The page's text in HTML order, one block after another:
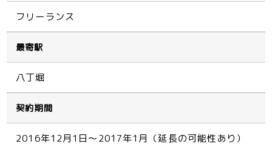
フリーランス
最寄駅
八丁堀
契約期間
2016年12月1日～2017年1月（延長の可能性あり）